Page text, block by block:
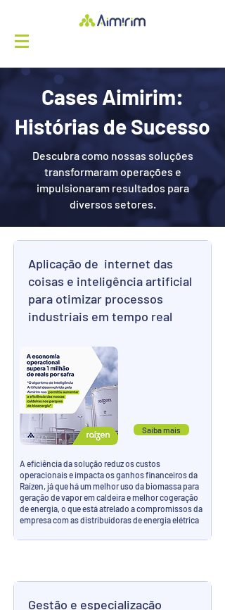
Cases Aimirim:
Histórias de Sucesso
Descubra como nossas soluções
transformaram operações e
impulsionaram resultados para
diversos setores.
Aplicação de internet das
coisas e inteligência artificial
para otimizar processos
industriais em tempo real
Saiba mais
A eficiência da solução reduz os custos
operacionais e impacta os ganhos financeiros da
Raízen, já que há um melhor uso da biomassa para
geração de vapor em caldeira e melhor cogeração
de energia, o que está atrelado a compromissos da
empresa com as distribuidoras de energia elétrica
Gestão e especialização